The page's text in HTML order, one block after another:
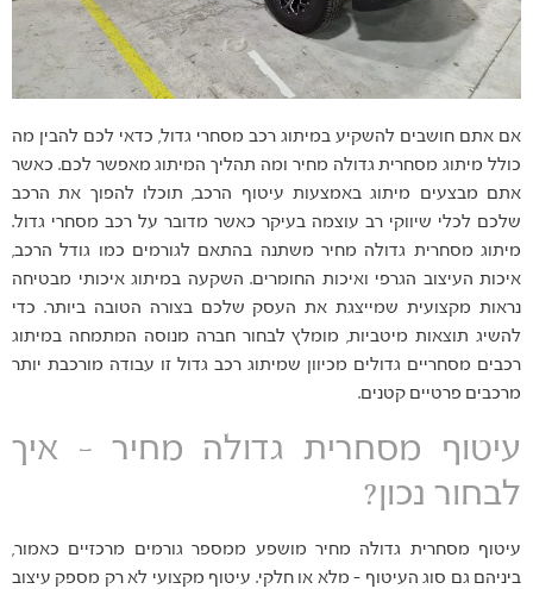
אם אתם חושבים להשקיע במיתוג רכב מסחרי גדול, כדאי לכם להבין מה
כולל מיתוג מסחרית גדולה מחיר ומה תהליך המיתוג מאפשר לכם. כאשר
אתם מבצעים מיתוג באמצעות עיטוף הרכב, תוכלו להפוך את הרכב
שלכם לכלי שיווקי רב עוצמה בעיקר כאשר מדובר על רכב מסחרי גדול.
מיתוג מסחרית גדולה מחיר משתנה בהתאם לגורמים כמו גודל הרכב,
איכות העיצוב הגרפי ואיכות החומרים. השקעה במיתוג איכותי מבטיחה
נראות מקצועית שמייצגת את העסק שלכם בצורה הטובה ביותר. כדי
להשיג תוצאות מיטביות, מומלץ לבחור חברה מנוסה המתמחה במיתוג
רכבים מסחריים גדולים מכיוון שמיתוג רכב גדול זו עבודה מורכבת יותר
מרכבים פרטיים קטנים.
עיטוף מסחרית גדולה מחיר – איך
לבחור נכון?
עיטוף מסחרית גדולה מחיר מושפע ממספר גורמים מרכזיים כאמור,
ביניהם גם סוג העיטוף – מלא או חלקי. עיטוף מקצועי לא רק מספק עיצוב